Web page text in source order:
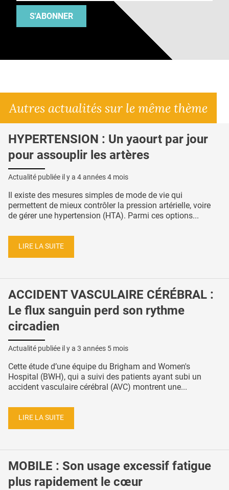
S'ABONNER
Autres actualités sur le même thème
HYPERTENSION : Un yaourt par jour
pour assouplir les artères
Actualité publiée il y a 4 années 4 mois
Il existe des mesures simples de mode de vie qui
permettent de mieux contrôler la pression artérielle, voire
de gérer une hypertension (HTA). Parmi ces options...
LIRE LA SUITE
ACCIDENT VASCULAIRE CÉRÉBRAL :
Le flux sanguin perd son rythme
circadien
Actualité publiée il y a 3 années 5 mois
Cette étude d’une équipe du Brigham and Women's
Hospital (BWH), qui a suivi des patients ayant subi un
accident vasculaire cérébral (AVC) montrent une...
LIRE LA SUITE
MOBILE : Son usage excessif fatigue
plus rapidement le cœur